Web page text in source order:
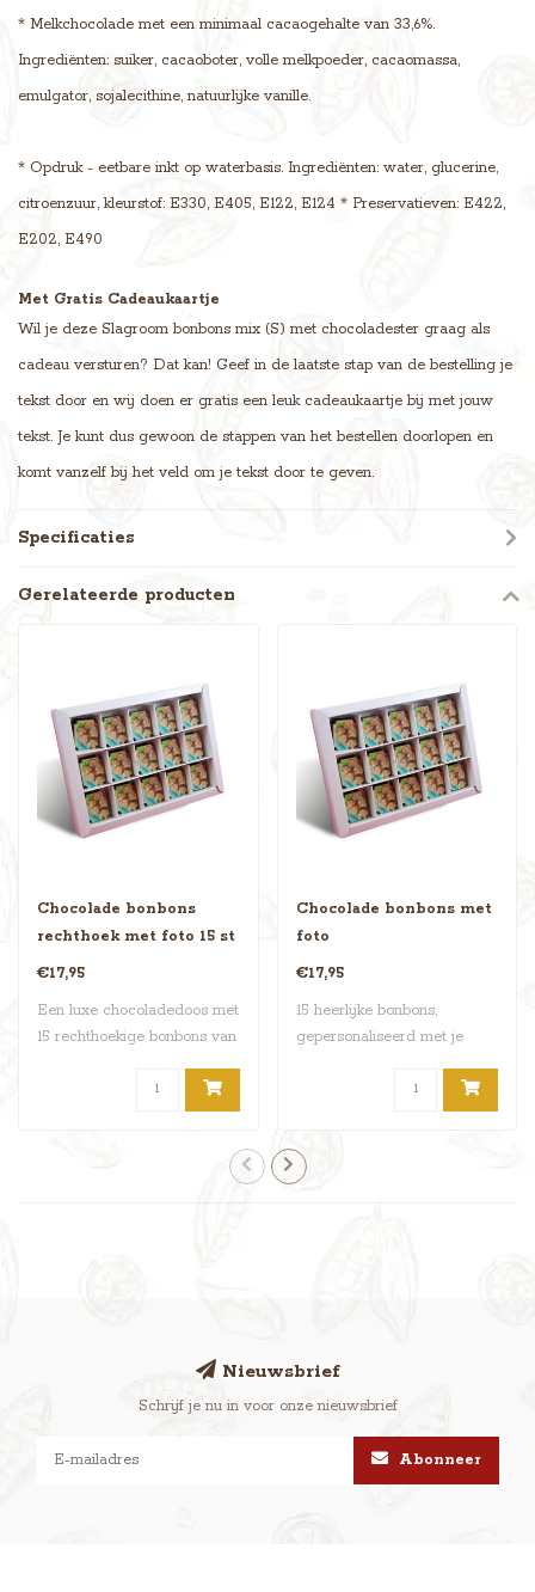
* Melkchocolade met een minimaal cacaogehalte van 33,6%.
Ingrediënten: suiker, cacaoboter, volle melkpoeder, cacaomassa,
emulgator, sojalecithine, natuurlijke vanille.
* Opdruk - eetbare inkt op waterbasis. Ingrediënten: water, glucerine,
citroenzuur, kleurstof: E330, E405, E122, E124 * Preservatieven: E422,
E202, E490
Met Gratis Cadeaukaartje
Wil je deze Slagroom bonbons mix (S) met chocoladester graag als
cadeau versturen? Dat kan! Geef in de laatste stap van de bestelling je
tekst door en wij doen er gratis een leuk cadeaukaartje bij met jouw
tekst. Je kunt dus gewoon de stappen van het bestellen doorlopen en
komt vanzelf bij het veld om je tekst door te geven.
Specificaties
Gerelateerde producten
Chocolade bonbons
rechthoek met foto 15 st
€17,95
Een luxe chocoladedoos met
15 rechthoekige bonbons van
Chocolade bonbons met
foto
€17,95
15 heerlijke bonbons,
gepersonaliseerd met je
Nieuwsbrief
Schrijf je nu in voor onze nieuwsbrief
Abonneer